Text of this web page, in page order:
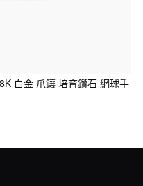
白金 爪鑲 培育鑽石 網球手